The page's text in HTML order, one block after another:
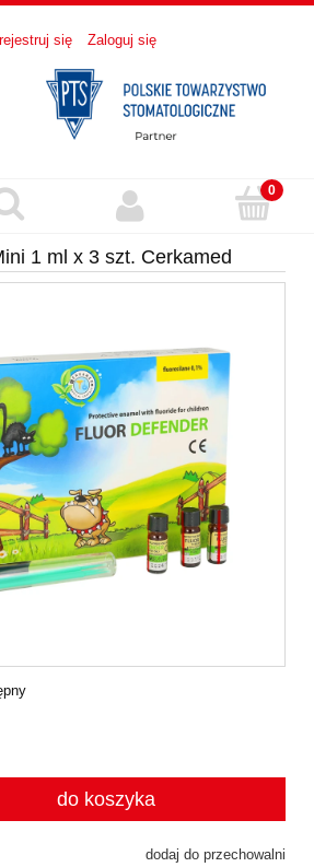
się Zaloguj się
1 ml x 3 szt. Cerkamed
do koszyka
dodaj do przechowalni